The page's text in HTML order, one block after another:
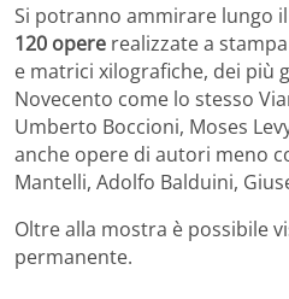
Si potranno ammirare lungo
120 opere realizzate a
e matrici xilografiche, dei più
Novecento come lo stesso
Umberto Boccioni, Moses
anche opere di autori meno
Mantelli, Adolfo Balduini,
Oltre alla mostra è possibile
permanente.